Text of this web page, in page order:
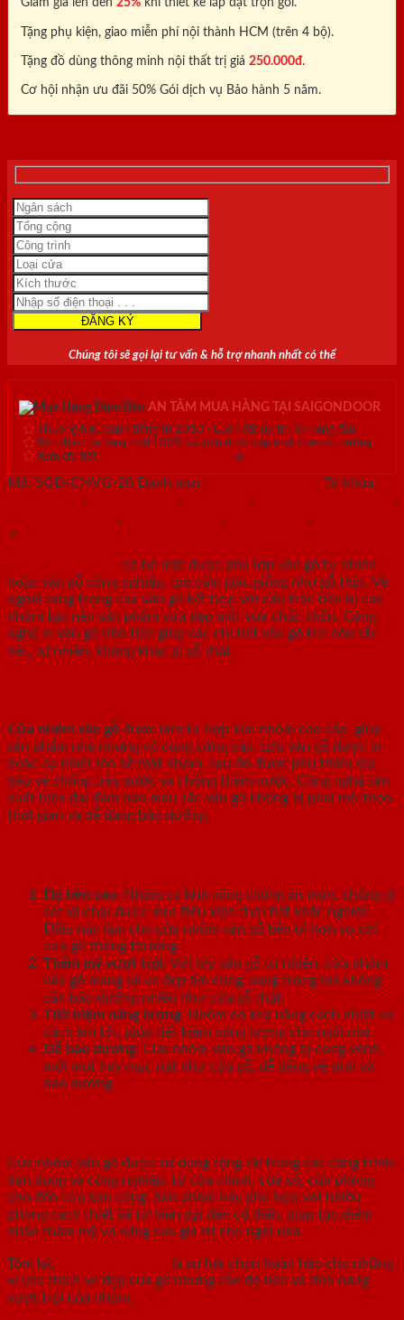
Tặng phụ kiện, giao miễn phí nội thành HCM (trên 4 bộ).
Tặng đồ dùng thông minh nội thất trị giá 250.000đ.
Cơ hội nhận ưu đãi 50% Gói dịch vụ Bảo hành 5 năm.
Chúng tôi sẽ gọi lại tư vấn & hỗ trợ nhanh nhất có thể
AN TÂM MUA HÀNG TẠI SAIGONDOOR
Thương hiệu danh tiếng từ 2010 - Luôn đặt uy tín lên hàng đầu.
Sản phẩm đa dạng mới 100% và luôn được cập nhật theo xu hướng.
Xem chi tiết:
&
Mã: SGD-CNVG-20 Danh mục:
Từ khóa:
, , ,
,
, , ,
có bề mặt được phủ lớp vân gỗ tự nhiên
hoặc vân gỗ công nghiệp, tạo cảm giác giống như gỗ thật. Vẻ
ngoài sang trọng của vân gỗ kết hợp với cấu trúc bền bỉ của
nhôm tạo nên sản phẩm vừa đẹp mắt vừa chắc chắn. Công
nghệ in vân gỗ tiên tiến giúp các chi tiết vân gỗ trở nên sắc
nét, tự nhiên, không khác gì gỗ thật.
Cửa nhôm vân gỗ được làm từ hợp kim nhôm cao cấp, giúp
sản phẩm nhẹ nhưng vô cùng cứng cáp. Lớp vân gỗ được in
hoặc ép nhiệt lên bề mặt nhôm, sau đó được phủ thêm lớp
bảo vệ chống trầy xước và chống thấm nước. Công nghệ sản
xuất hiện đại đảm bảo màu sắc vân gỗ không bị phai mờ theo
thời gian và dễ dàng bảo dưỡng.
Độ bền cao: Nhôm có khả năng chống ăn mòn, chống gỉ
sét và chịu được mọi điều kiện thời tiết khắc nghiệt.
Điều này làm cho cửa nhôm vân gỗ bền bỉ hơn so với
cửa gỗ thông thường.
Thẩm mỹ vượt trội: Với lớp vân gỗ tự nhiên, cửa nhôm
vân gỗ mang lại vẻ đẹp ấm cúng, sang trọng mà không
cần bảo dưỡng nhiều như cửa gỗ thật.
Tiết kiệm năng lượng: Nhôm có khả năng cách nhiệt và
cách âm tốt, giúp tiết kiệm năng lượng cho ngôi nhà.
Dễ bảo dưỡng: Cửa nhôm vân gỗ không bị cong vênh,
mối mọt hay mục nát như cửa gỗ, dễ dàng vệ sinh và
bảo dưỡng.
Cửa nhôm vân gỗ được sử dụng rộng rãi trong các công trình
dân dụng và công nghiệp, từ cửa chính, cửa sổ, cửa phòng
cho đến cửa ban công. Sản phẩm này phù hợp với nhiều
phong cách thiết kế từ hiện đại đến cổ điển, giúp tạo điểm
nhấn thẩm mỹ và nâng cao giá trị cho ngôi nhà.
Tóm lại,
là sự lựa chọn hoàn hảo cho những
ai yêu thích vẻ đẹp của gỗ nhưng cần độ bền và tính năng
vượt trội của nhôm.